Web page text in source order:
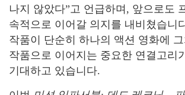
나지 않았다”고 언급하며, 앞으로도
속적으로 이어갈 의지를 내비쳤습니
작품이 단순히 하나의 액션 영화에
작품으로 이어지는 중요한 연결고리
기대하고 있습니다.